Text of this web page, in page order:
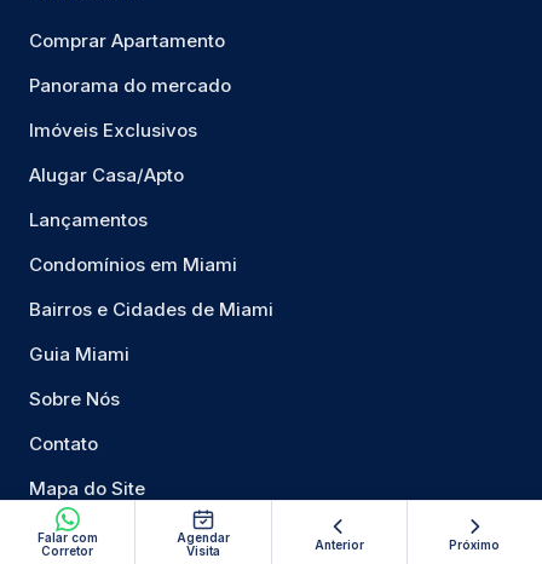
Falar com
Corretor
Agendar
Visita
Anterior Próximo
Comprar Apartamento
Panorama do mercado
Imóveis Exclusivos
Alugar Casa/Apto
Lançamentos
Condomínios em Miami
Bairros e Cidades de Miami
Guia Miami
Sobre Nós
Contato
Mapa do Site
Privacidade